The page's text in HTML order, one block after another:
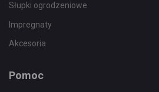
Słupki ogrodzeniowe
Impregnaty
Akcesoria
Pomoc